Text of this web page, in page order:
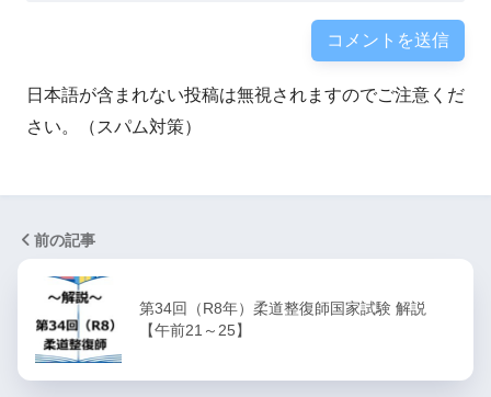
日本語が含まれない投稿は無視されますのでご注意くだ
さい。（スパム対策）
前の記事
第34回（R8年）柔道整復師国家試験 解説
【午前21～25】